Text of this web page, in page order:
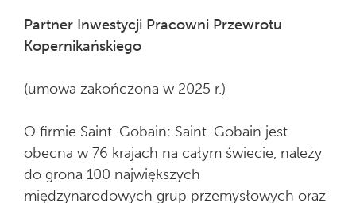
Partner Inwestycji Pracowni Przewrotu
Kopernikańskiego
(umowa zakończona w 2025 r.)
O firmie Saint-Gobain: Saint-Gobain jest
obecna w 76 krajach na całym świecie, należy
do grona 100 największych
międzynarodowych grup przemysłowych oraz